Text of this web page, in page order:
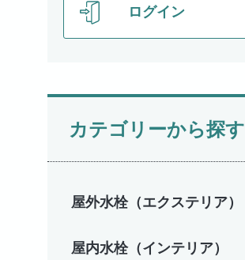
ログイン
カテゴリーから探す
屋外水栓（エクステリア）
屋内水栓（インテリア）